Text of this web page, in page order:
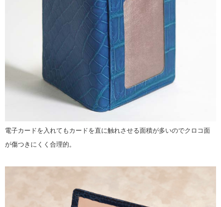
電子カードを入れてもカードを直に触れさせる面積が多いのでクロコ面
が傷つきにくく合理的。